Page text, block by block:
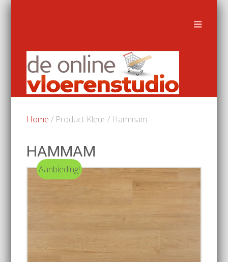
Home / Product Kleur / Hammam
HAMMAM
Aanbieding!